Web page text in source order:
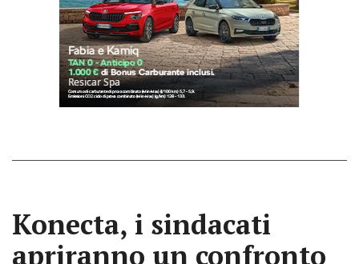
Konecta, i sindacati
apriranno un confronto